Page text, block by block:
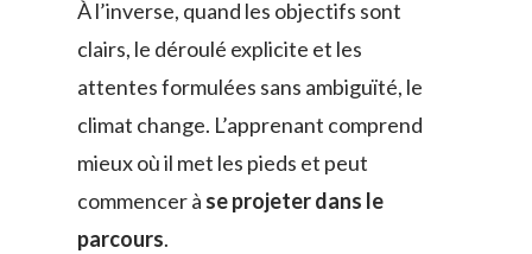
À l’inverse, quand les objectifs sont
clairs, le déroulé explicite et les
attentes formulées sans ambiguïté, le
climat change. L’apprenant comprend
mieux où il met les pieds et peut
commencer à se projeter dans le
parcours.